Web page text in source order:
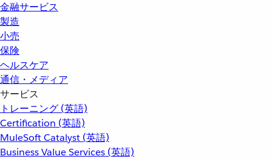
金融サービス
製造
小売
保険
ヘルスケア
通信・メディア
サービス
トレーニング (英語)
Certification (英語)
MuleSoft Catalyst (英語)
Business Value Services (英語)